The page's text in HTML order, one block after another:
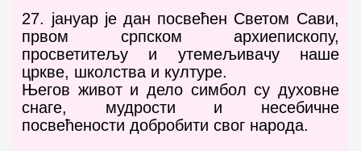
27. јануар је дан посвећен Светом Сави,
првом српском архиепископу,
просветитељу и утемељивачу наше
цркве, школства и културе.
Његов живот и дело симбол су духовне
снаге, мудрости и несебичне
посвећености добробити свог народа.